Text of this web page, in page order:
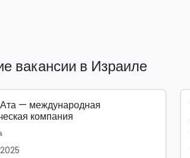
вакансии в Израиле
— международная
компания